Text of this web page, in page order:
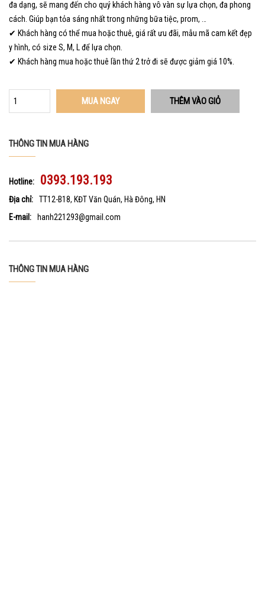
đa dạng, sẽ mang đến cho quý khách hàng vô vàn sự lựa chọn, đa phong
cách. Giúp bạn tỏa sáng nhất trong những bữa tiệc, prom, …
✔ Khách hàng có thể mua hoặc thuê, giá rất ưu đãi, mẫu mã cam kết đẹp
y hình, có size S, M, L để lựa chọn.
✔ Khách hàng mua hoặc thuê lần thứ 2 trở đi sẽ được giảm giá 10%.
MUA NGAY
THÔNG TIN MUA HÀNG
Hotline: 0393.193.193
Địa chỉ:
TT12-B18, KĐT Văn Quán, Hà Đông, HN
E-mail:
hanh221293@gmail.com
THÔNG TIN MUA HÀNG